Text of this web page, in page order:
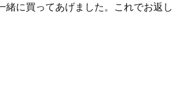
緒に買ってあげました。これでお返し